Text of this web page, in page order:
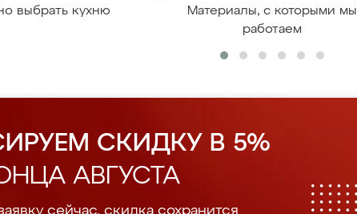
выбрать кухню
Материалы, с которыми мы
работаем
СКИДКУ В 5%
АВГУСТА
сейчас, скидка сохранится.